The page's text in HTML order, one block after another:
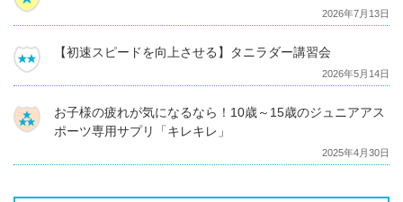
2026年7月13日
【初速スピードを向上させる】タニラダー講習会
2026年5月14日
お子様の疲れが気になるなら！10歳～15歳のジュニアアス
ポーツ専用サプリ「キレキレ」
2025年4月30日